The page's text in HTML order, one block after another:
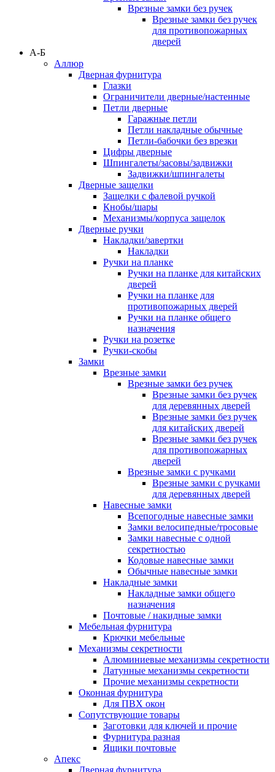
Врезные замки без ручек
Врезные замки без ручек
для противопожарных
дверей
А-Б
Аллюр
Дверная фурнитура
Глазки
Ограничители дверные/настенные
Петли дверные
Гаражные петли
Петли накладные обычные
Петли-бабочки без врезки
Цифры дверные
Шпингалеты/засовы/задвижки
Задвижки/шпингалеты
Дверные защелки
Защелки с фалевой ручкой
Кнобы/шары
Механизмы/корпуса защелок
Дверные ручки
Накладки/завертки
Накладки
Ручки на планке
Ручки на планке для китайских
дверей
Ручки на планке для
противопожарных дверей
Ручки на планке общего
назначения
Ручки на розетке
Ручки-скобы
Замки
Врезные замки
Врезные замки без ручек
Врезные замки без ручек
для деревянных дверей
Врезные замки без ручек
для китайских дверей
Врезные замки без ручек
для противопожарных
дверей
Врезные замки с ручками
Врезные замки с ручками
для деревянных дверей
Навесные замки
Всепогодные навесные замки
Замки велосипедные/тросовые
Замки навесные с одной
секретностью
Кодовые навесные замки
Обычные навесные замки
Накладные замки
Накладные замки общего
назначения
Почтовые / накидные замки
Мебельная фурнитура
Крючки мебельные
Механизмы секретности
Алюминиевые механизмы секретности
Латунные механизмы секретности
Прочие механизмы секретности
Оконная фурнитура
Для ПВХ окон
Сопутствующие товары
Заготовки для ключей и прочие
Фурнитура разная
Ящики почтовые
Апекс